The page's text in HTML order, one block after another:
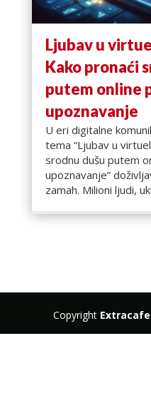
Ljubav u
Kako pronaći
putem online
upoznavanje
U eri digitalne
tema “Ljubav u
srodnu dušu putem
upoznavanje”
zamah. Milioni ljudi,
Copyright